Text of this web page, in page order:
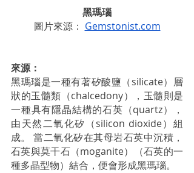
黑瑪瑙
圖片來源： Gemstonist.com
來源：
黑瑪瑙是一種有著矽酸鹽（silicate）層
狀的玉髓類（chalcedony），玉髓則是
一種具有隱晶結構的石英（quartz），
由天然二氧化矽（silicon dioxide）組
成。 當二氧化矽在其母岩石英中沉積，
石英與莫干石（moganite）（石英的一
種多晶型物）結合，便會形成黑瑪瑙。